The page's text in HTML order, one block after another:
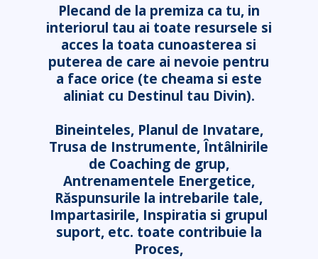
Plecand de la premiza ca tu, in
interiorul tau ai toate resursele si
acces la toata cunoasterea si
puterea de care ai nevoie pentru
a face orice (te cheama si este
aliniat cu Destinul tau Divin).
Bineinteles, Planul de Invatare,
Trusa de Instrumente, Întâlnirile
de Coaching de grup,
Antrenamentele Energetice,
Răspunsurile la intrebarile tale,
Impartasirile, Inspiratia si grupul
suport, etc. toate contribuie la
Proces,